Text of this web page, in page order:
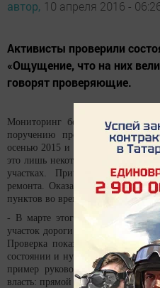
автор, 10 апреля 2016 -
Активисты проверили
«Ощущение, что на них
говорят проверяющие.
Мониторинг безопасности
поручению президента России
осенью 2015 и весной 2016
это лишь некоторые нарушения,
участках. Причина этого -
ремонта. Оказалось, что, как
пунктов во время выполнения
- В марте этого года мы
участок дороги на Абжалилова,
Проверка показала, что участок
состоянии и нуждается в
пример руководитель
власть: прямой диалог» Андрей